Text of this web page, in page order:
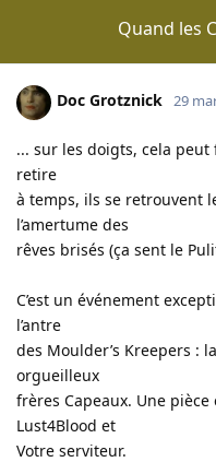
Quand les
Doc Grotznick 29
... sur les doigts, cela
retire
à temps, ils se retrouvent
l’amertume des
rêves brisés (ça sent le
C’est un événement
l’antre
des Moulder’s Kreepers :
orgueilleux
frères Capeaux. Une
Lust4Blood et
Votre serviteur.